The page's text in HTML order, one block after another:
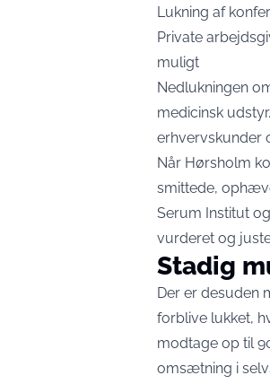
Lukning af
Private
muligt
Nedlukningen
medicinsk
erhvervskunder
Når Hørsholm
smittede,
Serum Institut
vurderet og
Stadig
Der er desuden
forblive lukket,
modtage op til
omsætning i